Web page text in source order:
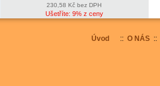
230,58 Kč bez DPH
Ušetříte: 9% z ceny
Úvod :: O NÁS::